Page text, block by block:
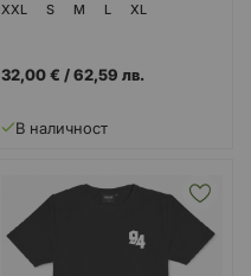
XXL S M L XL
32,00 € /62,59 лв.
В наличност